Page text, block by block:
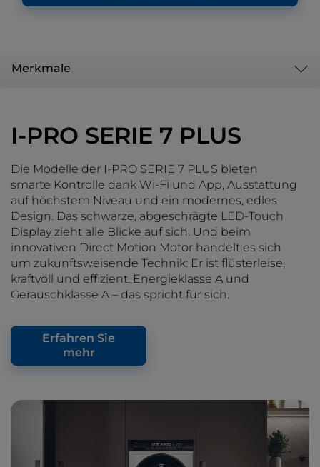
Merkmale
I-PRO SERIE 7 PLUS
Die Modelle der I-PRO SERIE 7 PLUS bieten
smarte Kontrolle dank Wi-Fi und App, Ausstattung
auf höchstem Niveau und ein modernes, edles
Design. Das schwarze, abgeschrägte LED-Touch
Display zieht alle Blicke auf sich. Und beim
innovativen Direct Motion Motor handelt es sich
um zukunftsweisende Technik: Er ist flüsterleise,
kraftvoll und effizient. Energieklasse A und
Geräuschklasse A – das spricht für sich.
Erfahren Sie
mehr